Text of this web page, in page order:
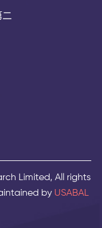
二
Limited, All rights
by USABAL